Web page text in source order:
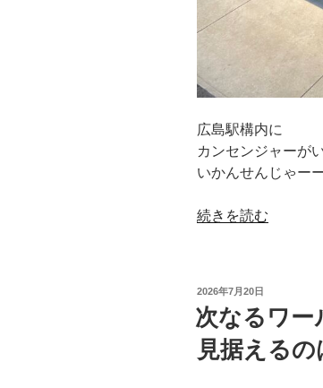
広島駅構内に
カンセンジャーが
いかんせんじゃー
“カ
ャ
ー
が
続きを読む
投
稿
日:
2026年7月20日
次なるワー
見据える